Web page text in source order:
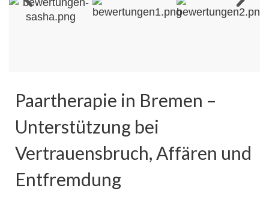
Paartherapie in Bremen –
Unterstützung bei
Vertrauensbruch, Affären und
Entfremdung